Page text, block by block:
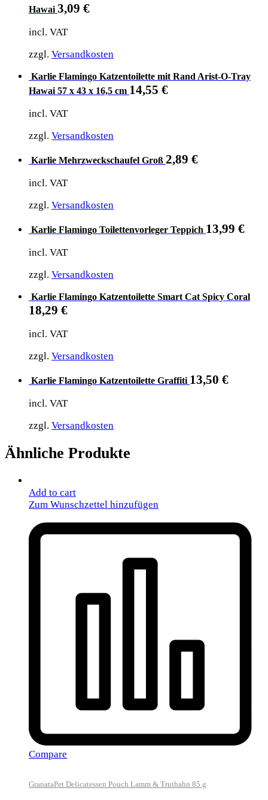
Hawai 3,09 €
incl. VAT
zzgl. Versandkosten
Karlie Flamingo Katzentoilette mit Rand Arist-O-Tray
Hawai 57 x 43 x 16,5 cm 14,55 €
incl. VAT
zzgl. Versandkosten
Karlie Mehrzweckschaufel Groß 2,89 €
incl. VAT
zzgl. Versandkosten
Karlie Flamingo Toilettenvorleger Teppich 13,99 €
incl. VAT
zzgl. Versandkosten
Karlie Flamingo Katzentoilette Smart Cat Spicy Coral
18,29 €
incl. VAT
zzgl. Versandkosten
Karlie Flamingo Katzentoilette Graffiti 13,50 €
incl. VAT
zzgl. Versandkosten
Ähnliche Produkte
Add to cart
Zum Wunschzettel hinzufügen
Compare
GranataPet Delicatessen Pouch Lamm & Truthahn 85 g